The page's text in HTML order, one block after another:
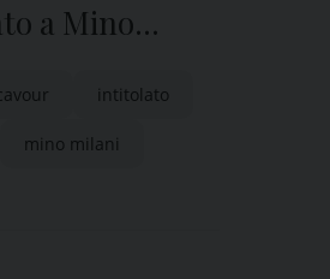
a Mino
intitolato
mino milani